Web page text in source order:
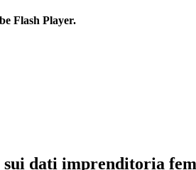
Flash Player.
dati imprenditoria